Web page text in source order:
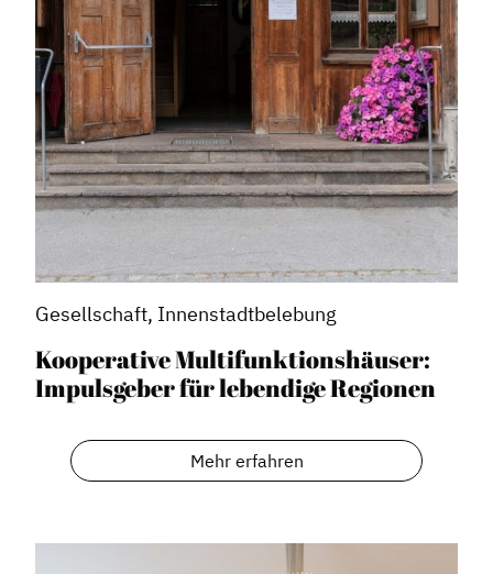
Vorstand
Mitglieder
Vorteile für Mitglieder
Veranstaltungen
Formate
Stadtmarketing
Handlungsräume
Stadtraumgestaltung
Projektmanagement
Contentmanagement
Datenmanagement
Serviceleistungen
Service
Gesellschaft, Innenstadtbelebung
Kooperative Multifunktionshäuser:
Impulsgeber für lebendige Regionen
Mehr erfahren